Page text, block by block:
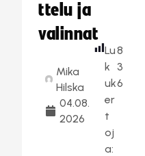
ttelu ja
valinnat
Mika
Hilska
04.08.
2026
Lu
k
uk
er
t
oj
a:
8
3
6